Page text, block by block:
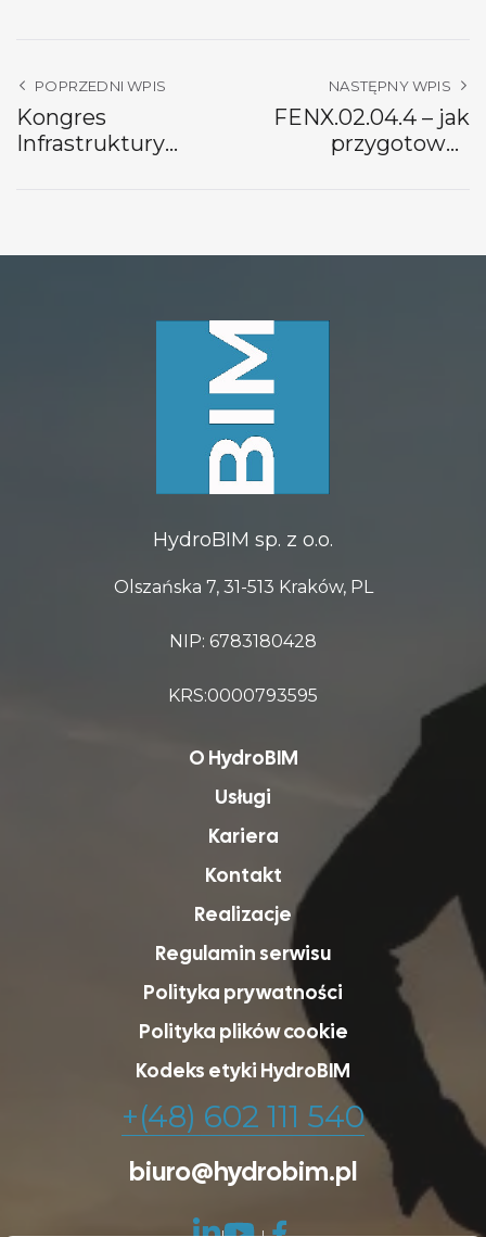
POPRZEDNI WPIS
Kongres
Infrastruktury
NASTĘPNY WPIS
FENX.02.04.4 – jak
przygotować
HydroBIM sp. z o.o.
Olszańska 7, 31-513 Kraków, PL
NIP: 6783180428
KRS:0000793595
O HydroBIM
Usługi
Kariera
Kontakt
Realizacje
Regulamin serwisu
Polityka prywatności
Polityka plików cookie
Kodeks etyki HydroBIM
+(48) 602 111 540
biuro@hydrobim.pl